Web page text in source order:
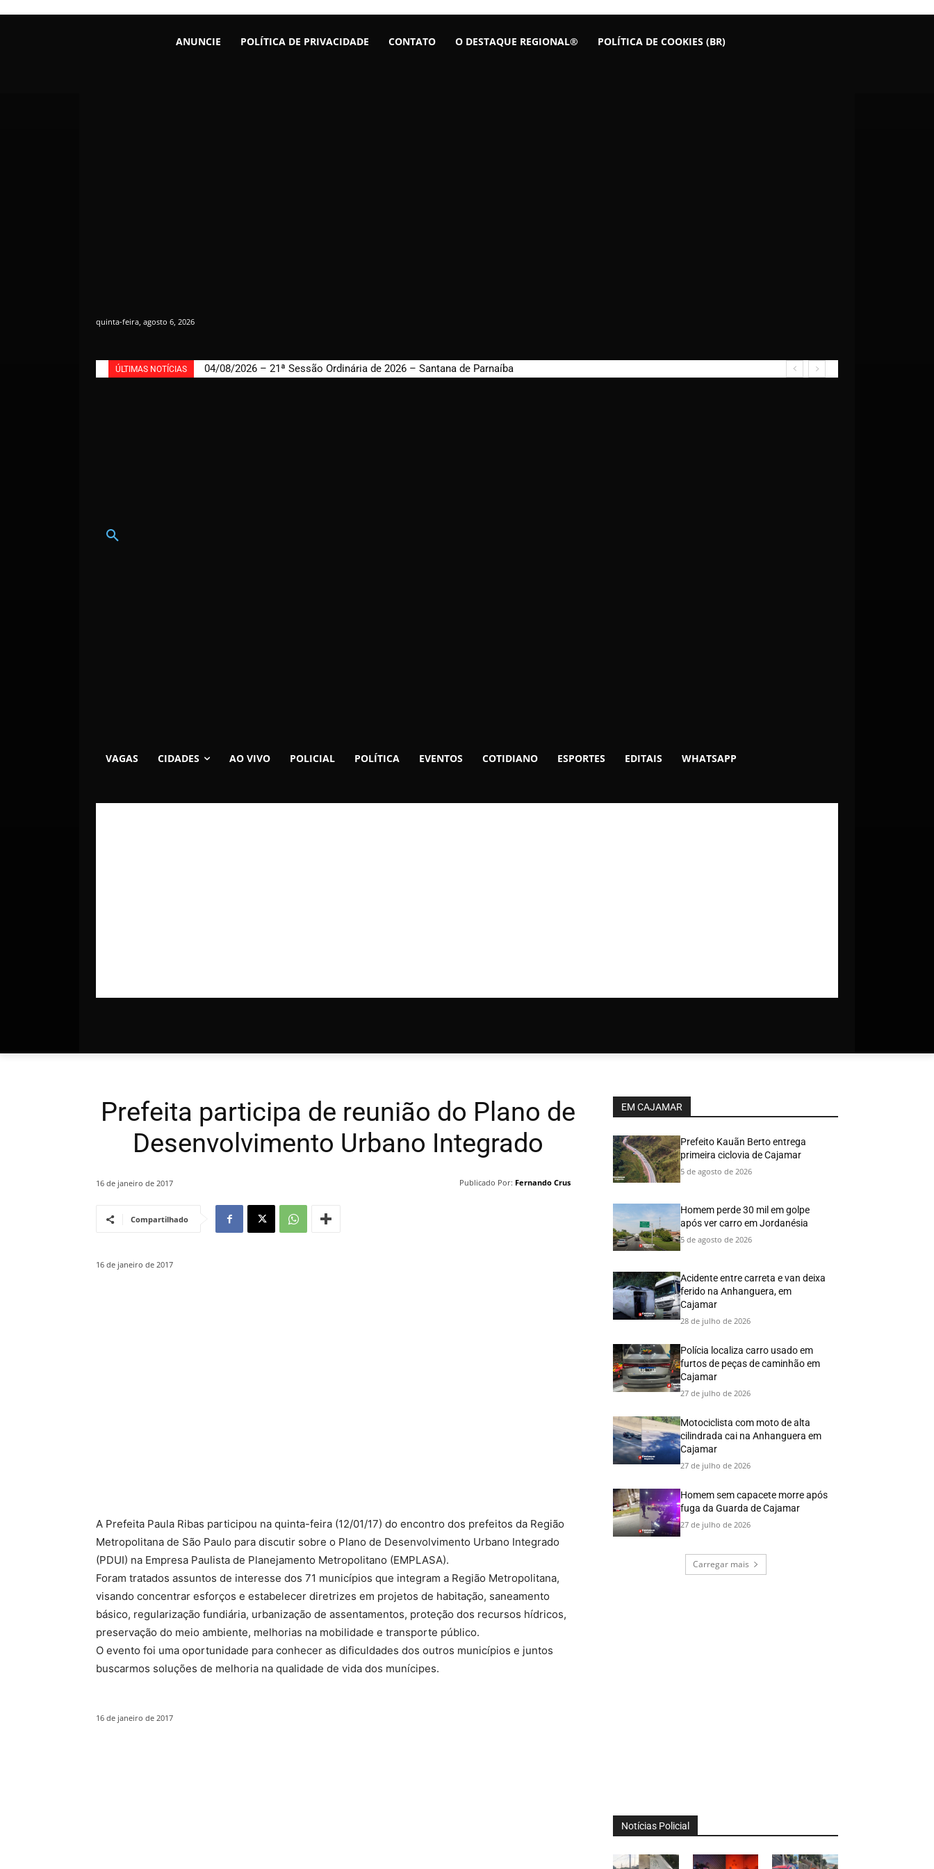
ANUNCIE POLÍTICA DE PRIVACIDADE CONTATO O DESTAQUE REGIONAL® POLÍTICA DE COOKIES (BR)
quinta-feira, agosto 6, 2026
ÚLTIMAS NOTÍCIAS 04/08/2026 – 21ª Sessão Ordinária de 2026 – Santana de Parnaíba
VAGAS CIDADES AO VIVO POLICIAL POLÍTICA EVENTOS COTIDIANO ESPORTES EDITAIS WHATSAPP
Prefeita participa de reunião do Plano de
Desenvolvimento Urbano Integrado
Publicado Por: Fernando Crus
16 de janeiro de 2017
Compartilhado
16 de janeiro de 2017
A Prefeita Paula Ribas participou na quinta-feira (12/01/17) do encontro dos prefeitos da Região
Metropolitana de São Paulo para discutir sobre o Plano de Desenvolvimento Urbano Integrado
(PDUI) na Empresa Paulista de Planejamento Metropolitano (EMPLASA).
Foram tratados assuntos de interesse dos 71 municípios que integram a Região Metropolitana,
visando concentrar esforços e estabelecer diretrizes em projetos de habitação, saneamento
básico, regularização fundiária, urbanização de assentamentos, proteção dos recursos hídricos,
preservação do meio ambiente, melhorias na mobilidade e transporte público.
O evento foi uma oportunidade para conhecer as dificuldades dos outros municípios e juntos
buscarmos soluções de melhoria na qualidade de vida dos munícipes.
16 de janeiro de 2017
EM CAJAMAR
Prefeito Kauãn Berto entrega
primeira ciclovia de Cajamar
5 de agosto de 2026
Homem perde 30 mil em golpe
após ver carro em Jordanésia
5 de agosto de 2026
Acidente entre carreta e van deixa
ferido na Anhanguera, em
Cajamar
28 de julho de 2026
Polícia localiza carro usado em
furtos de peças de caminhão em
Cajamar
27 de julho de 2026
Motociclista com moto de alta
cilindrada cai na Anhanguera em
Cajamar
27 de julho de 2026
Homem sem capacete morre após
fuga da Guarda de Cajamar
27 de julho de 2026
Carregar mais
Notícias Policial